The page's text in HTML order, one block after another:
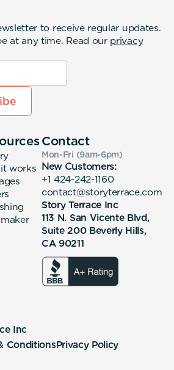
to receive regular updates.
at any time. Read our privacy
works
Contact
Mon-Fri (9am-6pm)
New Customers:
+1 424-242-1160
contact@storyterrace.com
Story Terrace Inc
113 N. San Vicente Blvd,
Suite 200 Beverly Hills,
CA 90211
Inc
ConditionsPrivacy Policy